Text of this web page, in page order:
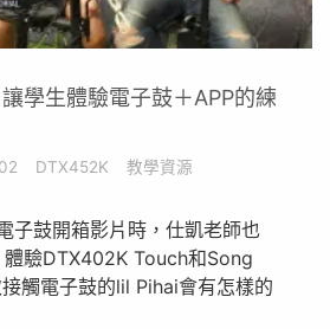
學生體驗電子鼓＋APP的練
DTX452K
教學資源
子鼓開箱影片時，仕凱老師也
驗DTX402K Touch和Song
觸電子鼓的lil Pihai會有怎樣的